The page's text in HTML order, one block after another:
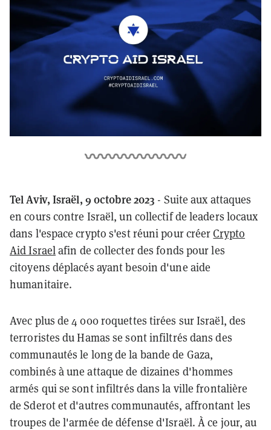
Tel Aviv, Israël, 9 octobre 2023 - Suite aux attaques
en cours contre Israël, un collectif de leaders locaux
dans l'espace crypto s'est réuni pour créerCrypto
Aid Israelafin de collecter des fonds pour les
citoyens déplacés ayant besoin d'une aide
humanitaire.
Avec plus de 4 000 roquettes tirées sur Israël, des
terroristes du Hamas se sont infiltrés dans des
communautés le long de la bande de Gaza,
combinés à une attaque de dizaines d'hommes
armés qui se sont infiltrés dans la ville frontalière
de Sderot et d'autres communautés, affrontant les
troupes de l'armée de défense d'Israël. À ce jour, au